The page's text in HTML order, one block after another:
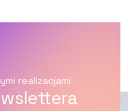
realizacjami